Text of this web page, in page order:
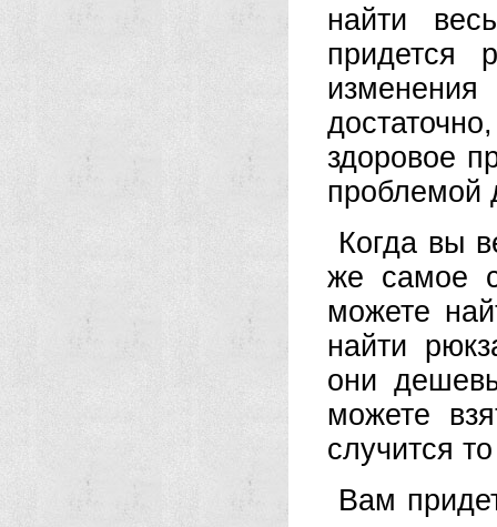
найти
придется
здоровое
проблемой
Когда вы
же самое
можете
найти
они
можете
случится
Вам